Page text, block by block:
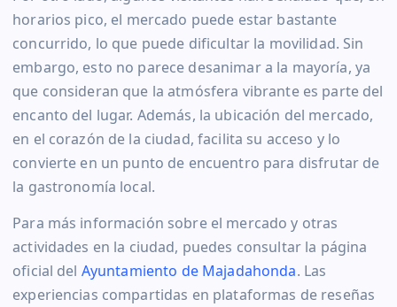
horarios pico, el mercado puede estar bastante
concurrido, lo que puede dificultar la movilidad. Sin
embargo, esto no parece desanimar a la mayoría, ya
que consideran que la atmósfera vibrante es parte del
encanto del lugar. Además, la ubicación del mercado,
en el corazón de la ciudad, facilita su acceso y lo
convierte en un punto de encuentro para disfrutar de
la gastronomía local.
Para más información sobre el mercado y otras
actividades en la ciudad, puedes consultar la página
oficial del Ayuntamiento de Majadahonda. Las
experiencias compartidas en plataformas de reseñas